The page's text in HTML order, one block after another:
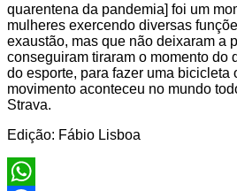
quarentena da pandemia] foi um
mulheres exercendo diversas
exaustão, mas que não deixaram a
conseguiram tiraram o momento do
do esporte, para fazer uma bicicleta
movimento aconteceu no mundo
Strava.
Edição: Fábio Lisboa